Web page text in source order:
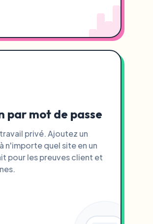
par mot de passe
privé. Ajoutez un
n'importe quel site en un
pour les preuves client et